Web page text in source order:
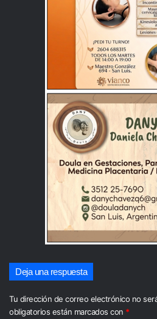
Deja una respuesta
Tu dirección de correo electrónico no
obligatorios están marcados con *